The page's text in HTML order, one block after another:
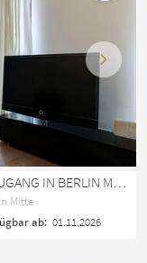
INDUSTRIELLES DESIGN-LOFT MIT SPA-ZUGANG IN BERLIN MITTE – 123 M²
Mitte
ab: 01.11.2026